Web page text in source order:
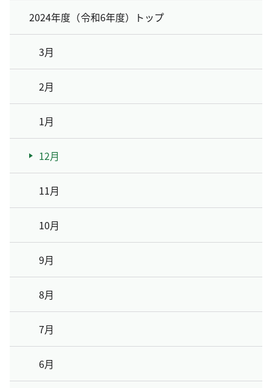
2024年度（令和6年度）トップ
3月
2月
1月
12月
11月
10月
9月
8月
7月
6月